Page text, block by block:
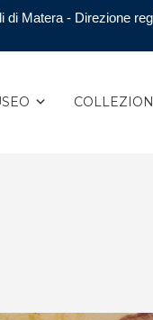
di Matera - Direzione